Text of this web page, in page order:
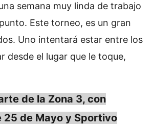
semana muy linda de trabajo
Este torneo, es un gran
Uno intentará estar entre los
desde el lugar que le toque,
de la Zona 3, con
25 de Mayo y Sportivo